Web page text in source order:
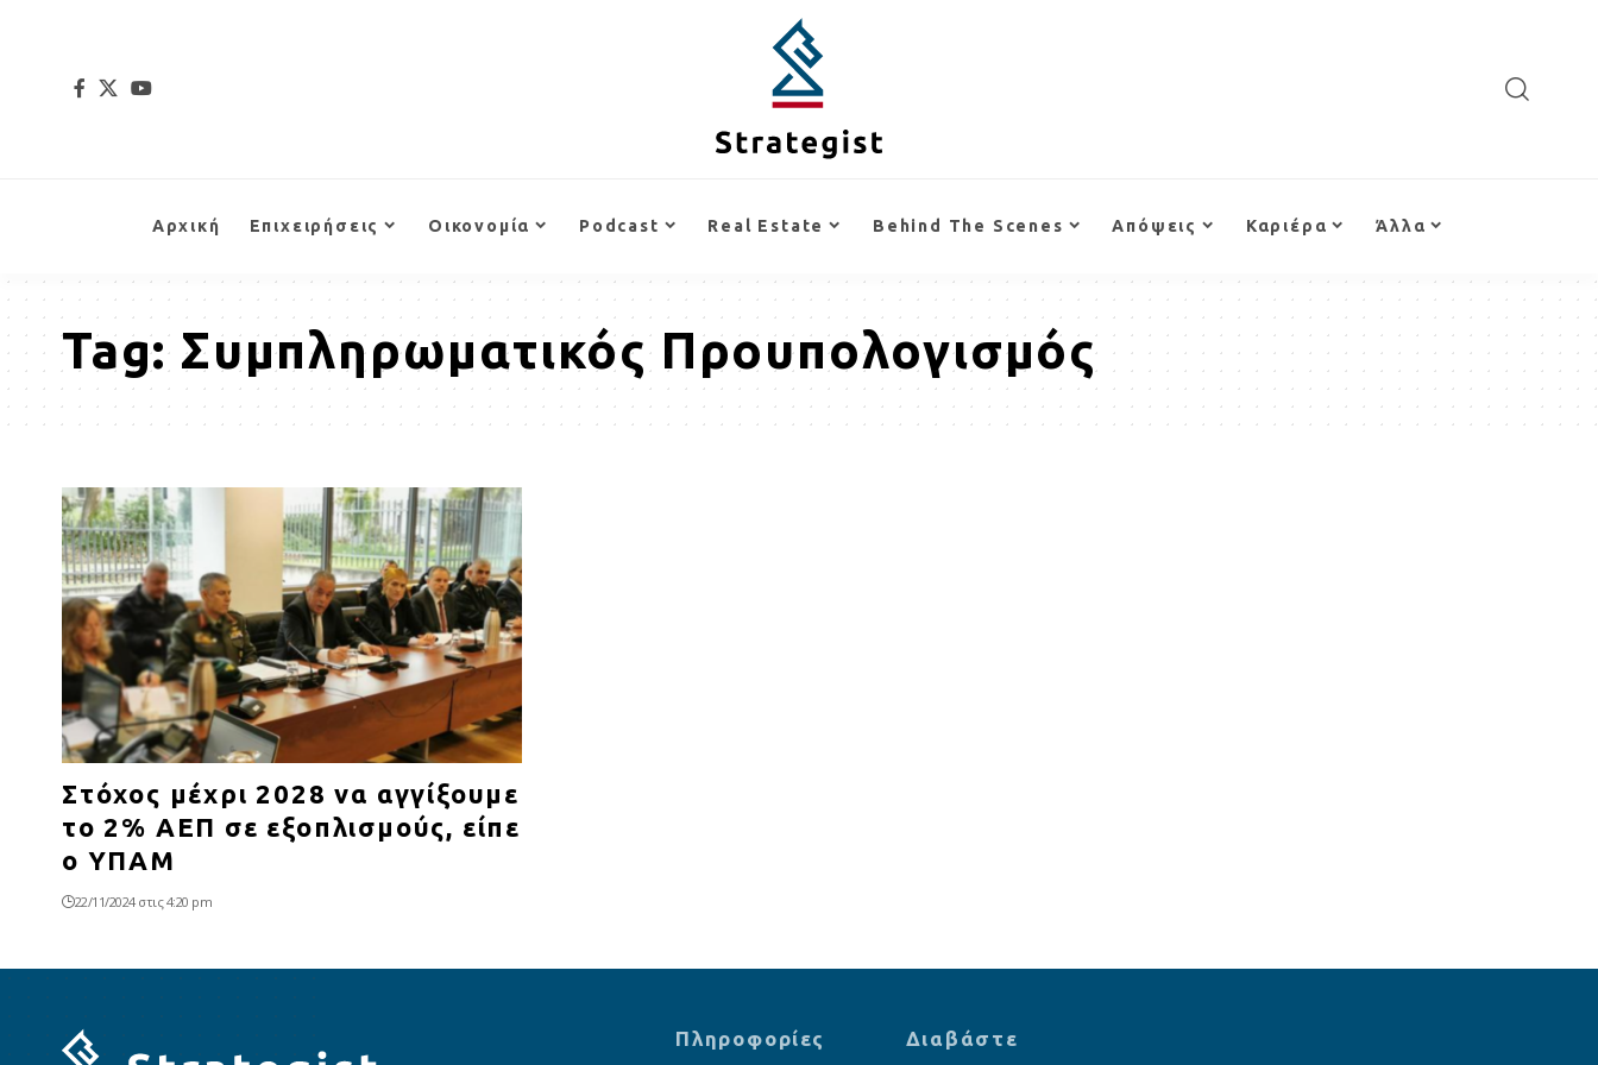
Αρχική Επιχειρήσεις Οικονομία Podcast Real Estate Behind The Scenes Απόψεις Καριέρα Άλλα
Tag: Συμπληρωματικός Προυπολογισμός
Στόχος μέχρι 2028 να αγγίξουμε
το 2% ΑΕΠ σε εξοπλισμούς, είπε
ο ΥΠΑΜ
22/11/2024 στις 4:20 pm
Πληροφορίες Διαβάστε